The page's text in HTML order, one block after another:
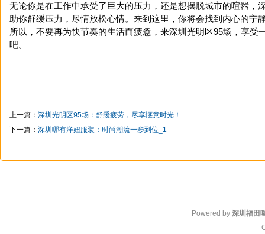
无论你是在工作中承受了巨大的压力，还是想摆脱城市的喧嚣，
助你舒缓压力，尽情放松心情。来到这里，你将会找到内心的宁
所以，不要再为快节奏的生活而疲惫，来深圳光明区95场，享受
吧。
上一篇： 深圳光明区95场：舒缓疲劳，尽享惬意时光！
下一篇： 深圳哪有洋妞服装：时尚潮流一步到位_1
Powered by 深圳福田